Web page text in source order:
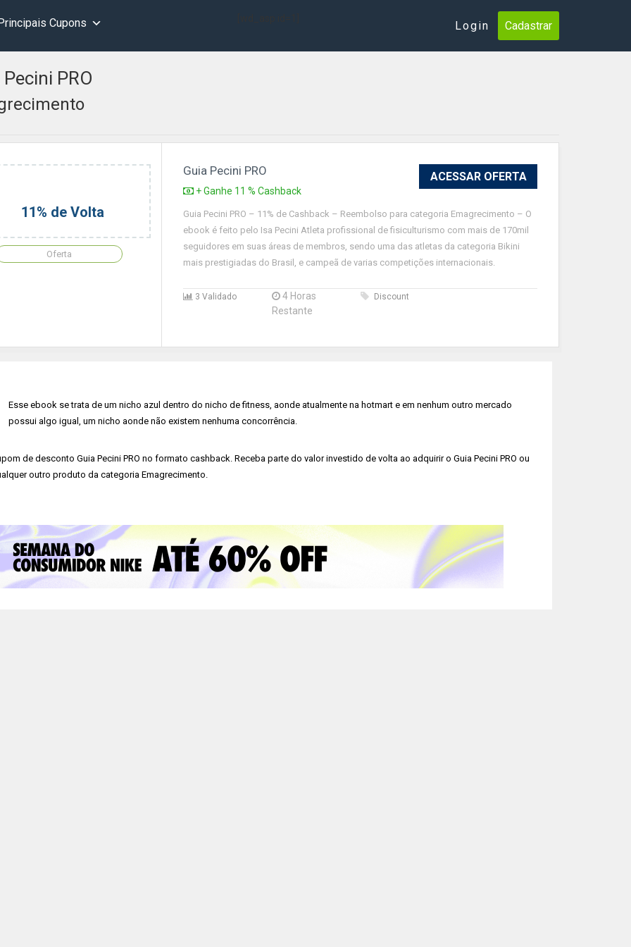
Cupons Login Cadastrar
PRO
11% de Volta
Oferta
Guia Pecini PRO
+ Ganhe 11 % Cashback
ACESSAR OFERTA
Guia Pecini PRO – 11% de Cashback – Reembolso para categoria Emagrecimento – O
ebook é feito pelo Isa Pecini Atleta profissional de fisiculturismo com mais de 170mil
seguidores em suas áreas de membros, sendo uma das atletas da categoria Bikini
mais prestigiadas do Brasil, e campeã de varias competições internacionais.
3 Validado
4 Horas
Restante
Discount
Esse ebook se trata de um nicho azul dentro do nicho de fitness, aonde atualmente na hotmart e em nenhum outro mercado
possui algo igual, um nicho aonde não existem nenhuma concorrência.
de desconto Guia Pecini PRO no formato cashback. Receba parte do valor investido de volta ao adquirir o Guia Pecini PRO ou
outro produto da categoria Emagrecimento.